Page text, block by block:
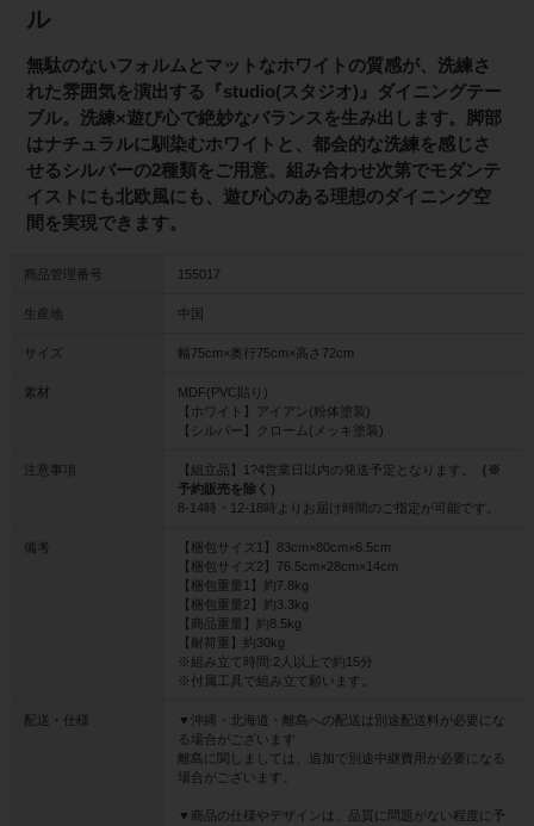
ル
無駄のないフォルムとマットなホワイトの質感が、洗練さ
れた雰囲気を演出する『studio(スタジオ)』ダイニングテー
ブル。洗練×遊び心で絶妙なバランスを生み出します。脚部
はナチュラルに馴染むホワイトと、都会的な洗練を感じさ
せるシルバーの2種類をご用意。組み合わせ次第でモダンテ
イストにも北欧風にも、遊び心のある理想のダイニング空
間を実現できます。
商品管理番号 155017
生産地 中国
サイズ 幅75cm×奥行75cm×高さ72cm
素材
MDF(PVC貼り)
【ホワイト】アイアン(粉体塗装)
【シルバー】クローム(メッキ塗装)
注意事項 【組立品】1?4営業日以内の発送予定となります。
（※
予約販売を除く）
8-14時・12-18時よりお届け時間のご指定が可能です。
備考
【梱包サイズ1】83cm×80cm×6.5cm
【梱包サイズ2】76.5cm×28cm×14cm
【梱包重量1】約7.8kg
【梱包重量2】約3.3kg
【商品重量】約8.5kg
【耐荷重】約30kg
※組み立て時間:2人以上で約15分
※付属工具で組み立て願います。
配送・仕様
▼沖縄・北海道・離島への配送は別途配送料が必要にな
る場合がございます
離島に関しましては、追加で別途中継費用が必要になる
場合がございます。
▼商品の仕様やデザインは、品質に問題がない程度に予